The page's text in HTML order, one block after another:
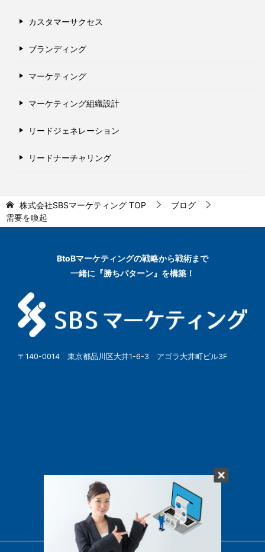
カスタマーサクセス
ブランディング
マーケティング
マーケティング組織設計
リードジェネレーション
リードナーチャリング
株式会社SBSマーケティング TOP
ブログ
需要を喚起
BtoBマーケティングの戦略から戦術まで
一緒に『勝ちパターン』を構築！
〒140-0014 東京都品川区大井1-6-3 アゴラ大井町ビル3F